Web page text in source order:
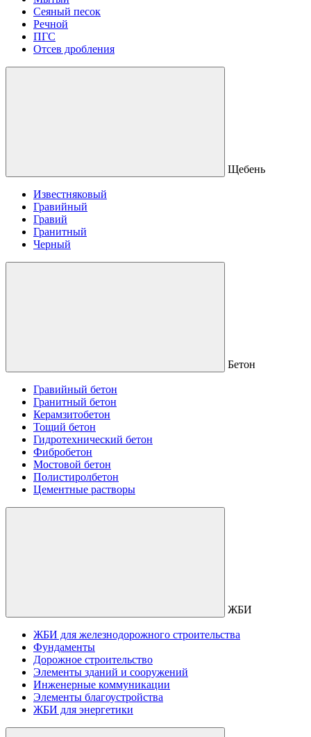
Сеяный песок
Речной
ПГС
Отсев дробления
Щебень
Известняковый
Гравийный
Гравий
Гранитный
Черный
Бетон
Гравийный бетон
Гранитный бетон
Керамзитобетон
Тощий бетон
Гидротехнический бетон
Фибробетон
Мостовой бетон
Полистиролбетон
Цементные растворы
ЖБИ
ЖБИ для железнодорожного строительства
Фундаменты
Дорожное строительство
Элементы зданий и сооружений
Инженерные коммуникации
Элементы благоустройства
ЖБИ для энергетики